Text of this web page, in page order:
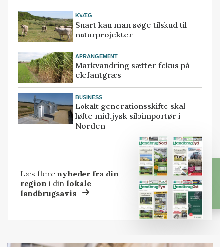
KVÆG
Snart kan man søge tilskud til
naturprojekter
ARRANGEMENT
Markvandring sætter fokus på
elefantgræs
BUSINESS
Lokalt generationsskifte skal
løfte midtjysk siloimportør i
Norden
Læs flere nyheder fra din
region i dinlokale
landbrugsavis